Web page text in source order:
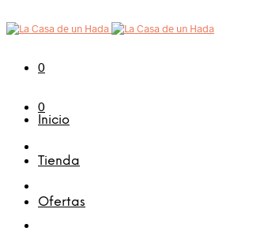
0
0
Inicio
Tienda
Ofertas